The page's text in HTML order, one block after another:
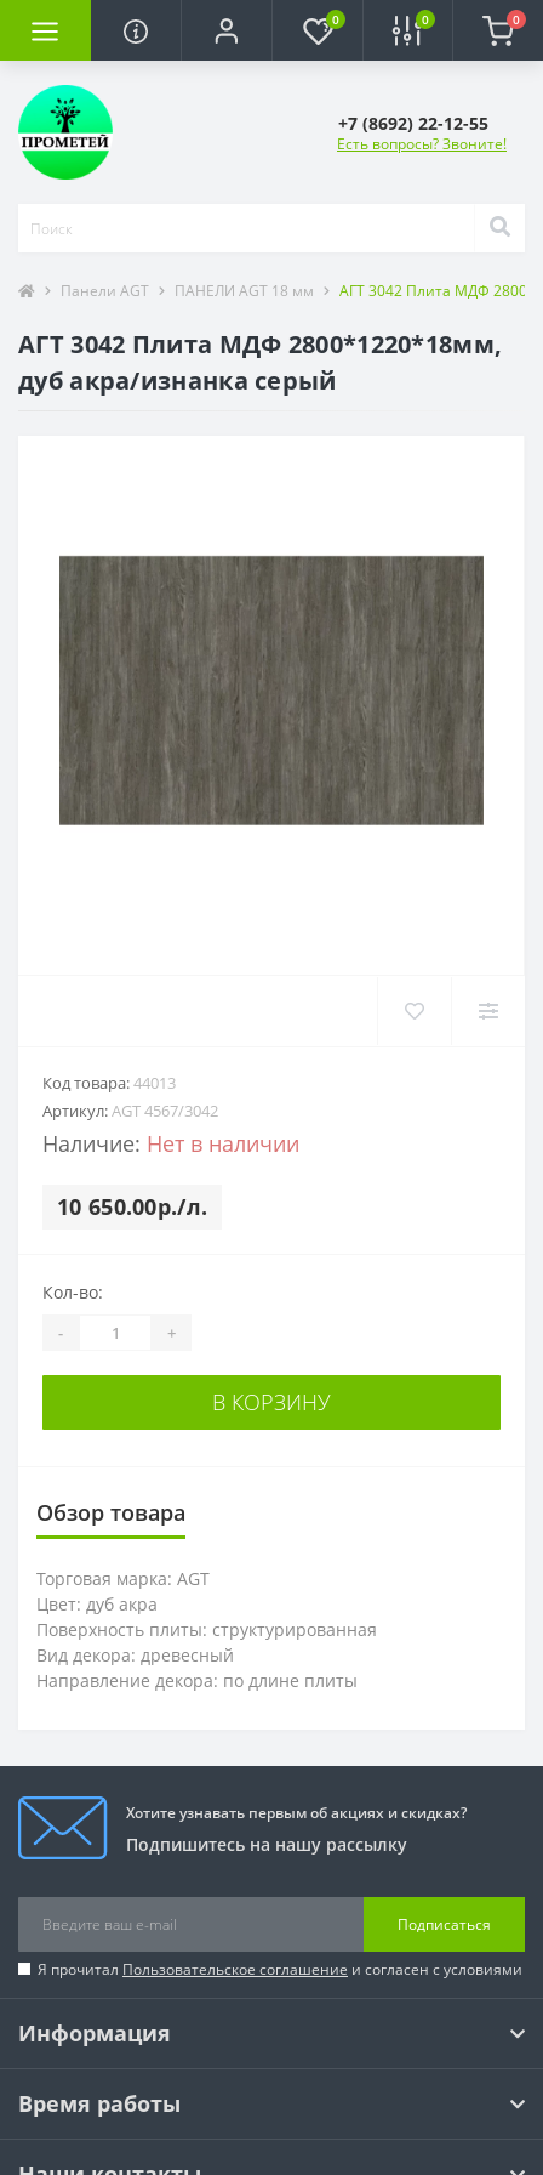
0 0 0
+7 (8692) 22-12-55
Есть вопросы? Звоните!
Панели AGT ПАНЕЛИ AGT 18 мм АГТ 3042 Плита МДФ
АГТ 3042 Плита МДФ 2800*1220*18мм,
дуб акра/изнанка серый
Код товара:44013
Артикул:AGT 4567/3042
Наличие: Нет в наличии
10 650.00р./л.
Кол-во:
- +
В КОРЗИНУ
Обзор товара
Торговая марка: AGT
Цвет: дуб акра
Поверхность плиты: структурированная
Вид декора: древесный
Направление декора: по длине плиты
Хотите узнавать первым об акциях и скидках?
Подпишитесь на нашу рассылку
Подписаться
Я прочитал Пользовательское соглашение и согласен с условиями
Информация
Время работы